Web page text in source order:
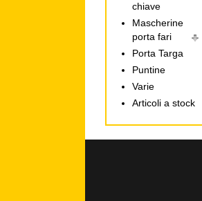
chiave
Mascherine
porta fari
Porta Targa
Puntine
Varie
Articoli a stock